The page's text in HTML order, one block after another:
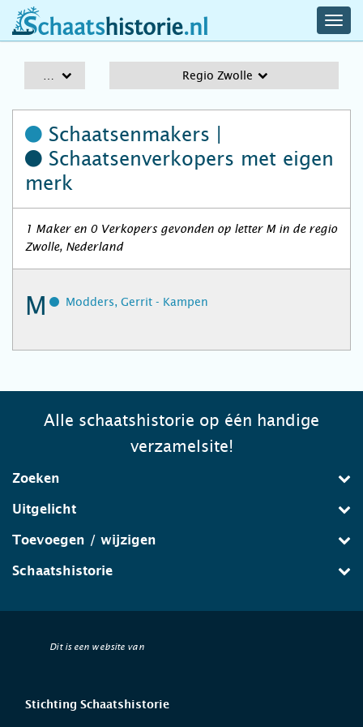
schaatshistorie.nl
Regio Zwolle
Schaatsenmakers |
Schaatsenverkopers met eigen
merk
1 Maker en 0 Verkopers gevonden op letter M in de regio
Zwolle, Nederland
M Modders, Gerrit - Kampen
Alle schaatshistorie op één handige
verzamelsite!
Zoeken
Uitgelicht
Toevoegen / wijzigen
Schaatshistorie
Dit is een website van
Stichting Schaatshistorie